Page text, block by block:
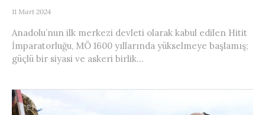
11 Mart 2024
Anadolu’nun ilk merkezi devleti olarak kabul edilen Hitit
İmparatorluğu, MÖ 1600 yıllarında yükselmeye başlamış;
güçlü bir siyasi ve askeri birlik...